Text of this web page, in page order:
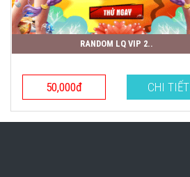
RANDOM LQ VIP 2..
50,000đ CHI TIẾT